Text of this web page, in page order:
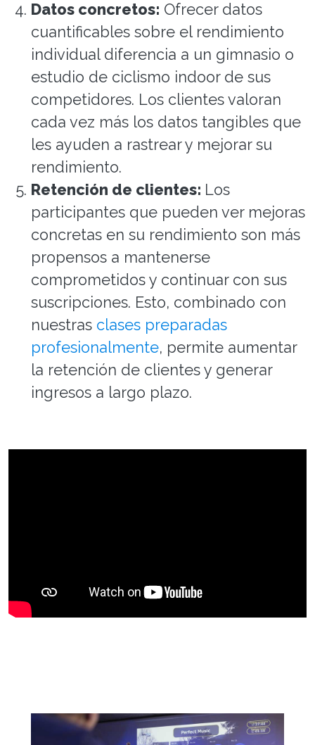
Datos concretos: Ofrecer datos
cuantificables sobre el rendimiento
individual diferencia a un gimnasio o
estudio de ciclismo indoor de sus
competidores. Los clientes valoran
cada vez más los datos tangibles que
les ayuden a rastrear y mejorar su
rendimiento.
Retención de clientes: Los
participantes que pueden ver mejoras
concretas en su rendimiento son más
propensos a mantenerse
comprometidos y continuar con sus
suscripciones. Esto, combinado con
nuestras clases preparadas
profesionalmente, permite aumentar
la retención de clientes y generar
ingresos a largo plazo.